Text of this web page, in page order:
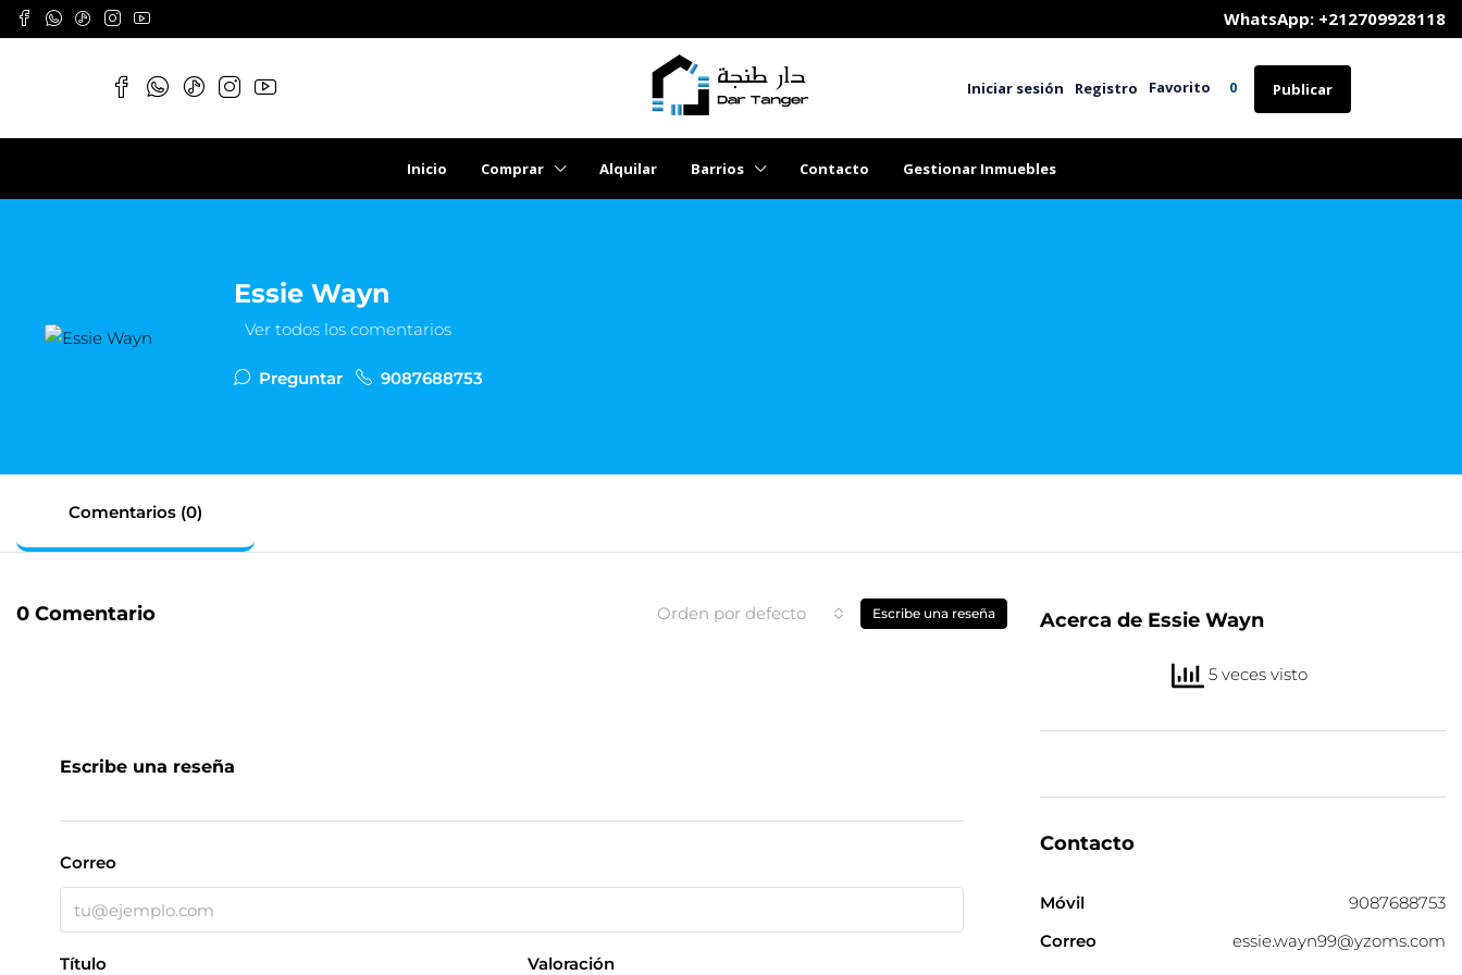
	WhatsApp: +212709928118
Iniciar sesión Registro Favorito 0 Publicar
Inicio Comprar Alquilar Barrios Contacto Gestionar Inmuebles
Essie Wayn
Ver todos los comentarios
Preguntar 9087688753
Comentarios (0)
0 Comentario Orden por defecto Escribe una reseña
Escribe una reseña
Correo
Título Valoración
Acerca de Essie Wayn
5 veces visto
Contacto
Móvil
9087688753
Correo
essie.wayn99@yzoms.com